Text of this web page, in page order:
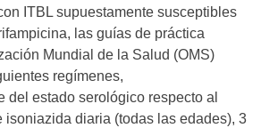
ITBL supuestamente susceptibles
las guías de práctica
Mundial de la Salud (OMS)
regímenes,
del estado serológico respecto al
isoniazida diaria (todas las edades), 3